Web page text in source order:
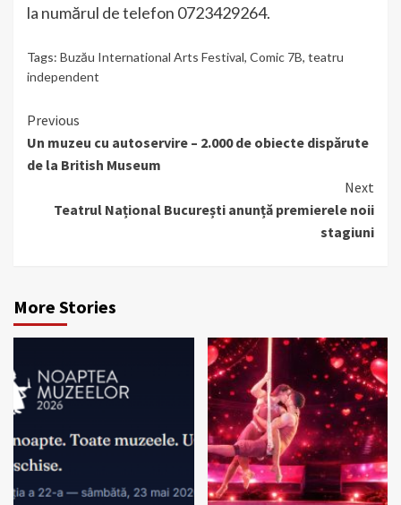
la numărul de telefon 0723429264.
Tags: Buzău International Arts Festival, Comic 7B, teatru
independent
Continue
Reading
Previous
Un muzeu cu autoservire – 2.000 de obiecte dispărute
de la British Museum
Next
Teatrul Național București anunță premierele noii
stagiuni
More Stories